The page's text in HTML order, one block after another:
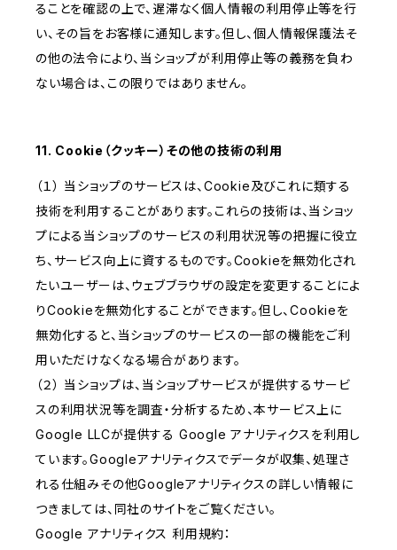
ることを確認の上で、遅滞なく個人情報の利用停止等を行
い、その旨をお客様に通知します。但し、個人情報保護法そ
の他の法令により、当ショップが利用停止等の義務を負わ
ない場合は、この限りではありません。
11. Cookie（クッキー）その他の技術の利用
（１） 当ショップのサービスは、Cookie及びこれに類する
技術を利用することがあります。これらの技術は、当ショッ
プによる当ショップのサービスの利用状況等の把握に役立
ち、サービス向上に資するものです。Cookieを無効化され
たいユーザーは、ウェブブラウザの設定を変更することによ
りCookieを無効化することができます。但し、Cookieを
無効化すると、当ショップのサービスの一部の機能をご利
用いただけなくなる場合があります。
（２） 当ショップは、当ショップサービスが提供するサービ
スの利用状況等を調査・分析するため、本サービス上に
Google LLCが提供する Google アナリティクスを利用し
ています。Googleアナリティクスでデータが収集、処理さ
れる仕組みその他Googleアナリティクスの詳しい情報に
つきましては、同社のサイトをご覧ください。
Google アナリティクス 利用規約：